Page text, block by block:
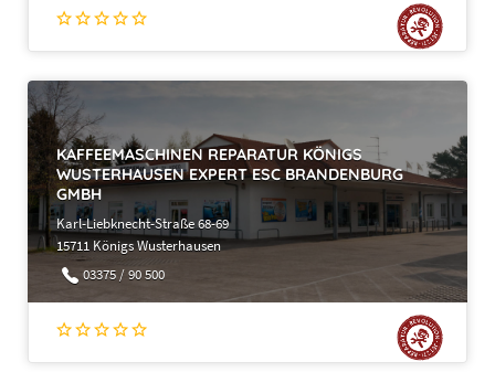
KAFFEEMASCHINEN REPARATUR KÖNIGS
WUSTERHAUSEN EXPERT ESC BRANDENBURG
GMBH
Karl-Liebknecht-Straße 68-69
15711 Königs Wusterhausen
03375 / 90 500